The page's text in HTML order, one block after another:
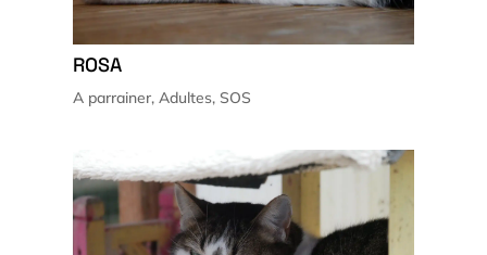
ROSA
A parrainer,Adultes, SOS